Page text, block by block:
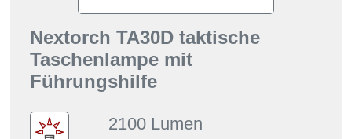
Nextorch TA30D taktische
Taschenlampe mit
Führungshilfe
2100 Lumen